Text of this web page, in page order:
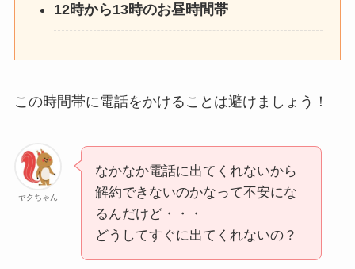
12時から13時のお昼時間帯
この時間帯に電話をかけることは避けましょう！
ヤクちゃん
なかなか電話に出てくれないから
解約できないのかなって不安にな
るんだけど・・・
どうしてすぐに出てくれないの？